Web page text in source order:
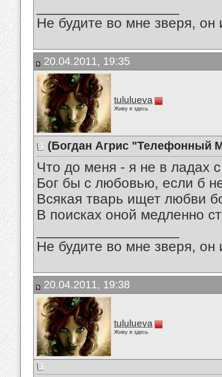
Не будите во мне зверя, он
20.04.2011, 19:35
tululueva
Живу я здесь
(Богдан Агрис "Телефонный
Что до меня - я не в ладах
Бог бы с любовью, если б
Всякая тварь ищет любви
В поисках оной медленно
Не будите во мне зверя, он
20.04.2011, 19:38
tululueva
Живу я здесь